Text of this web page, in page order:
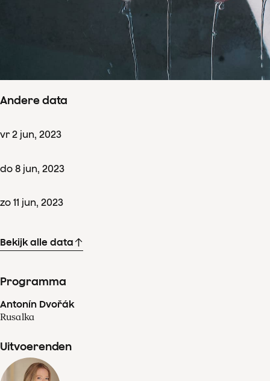
einde ± 22:00
Nationale Opera & Ballet, Amsterdam
Andere data
vr 2 jun, 2023
do 8 jun, 2023
zo 11 jun, 2023
Bekijk alle data
Programma
Antonín Dvořák
Rusalka
Uitvoerenden